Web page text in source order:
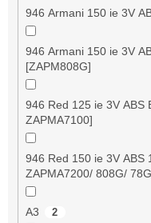
946 Armani 150 ie 3V
946 Armani 150 ie 3V
[ZAPM808G]
946 Red 125 ie 3V ABS
ZAPMA7100]
946 Red 150 ie 3V ABS
ZAPMA7200/ 808G/
A3 2